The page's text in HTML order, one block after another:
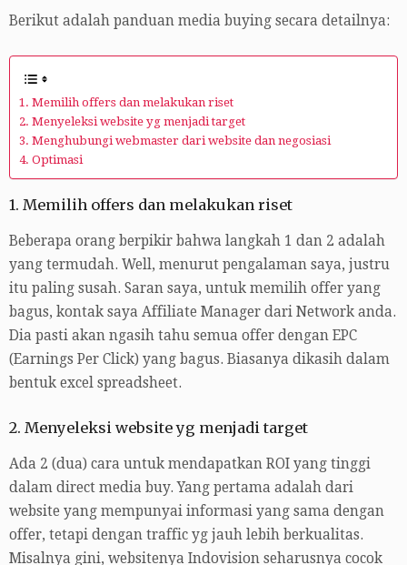
Berikut adalah panduan media buying secara detailnya:
1. Memilih offers dan melakukan riset
2. Menyeleksi website yg menjadi target
3. Menghubungi webmaster dari website dan negosiasi
4. Optimasi
1. Memilih offers dan melakukan riset
Beberapa orang berpikir bahwa langkah 1 dan 2 adalah
yang termudah. Well, menurut pengalaman saya, justru
itu paling susah. Saran saya, untuk memilih offer yang
bagus, kontak saya Affiliate Manager dari Network anda.
Dia pasti akan ngasih tahu semua offer dengan EPC
(Earnings Per Click) yang bagus. Biasanya dikasih dalam
bentuk excel spreadsheet.
2. Menyeleksi website yg menjadi target
Ada 2 (dua) cara untuk mendapatkan ROI yang tinggi
dalam direct media buy. Yang pertama adalah dari
website yang mempunyai informasi yang sama dengan
offer, tetapi dengan traffic yg jauh lebih berkualitas.
Misalnya gini, websitenya Indovision seharusnya cocok